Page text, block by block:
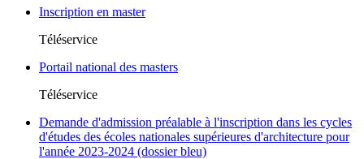
Inscription en master
Téléservice
Portail national des masters
Téléservice
Demande d'admission préalable à l'inscription dans les cycles
d'études des écoles nationales supérieures d'architecture pour
l'année 2023-2024 (dossier bleu)